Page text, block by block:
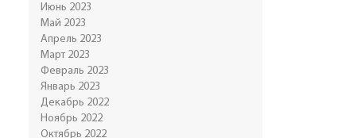
Июнь 2023
Май 2023
Апрель 2023
Март 2023
Февраль 2023
Январь 2023
Декабрь 2022
Ноябрь 2022
Октябрь 2022